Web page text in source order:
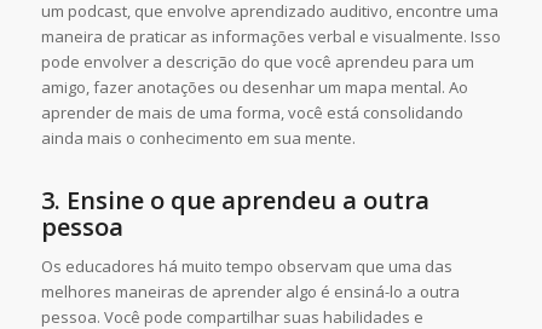
um podcast, que envolve aprendizado auditivo, encontre uma
maneira de praticar as informações verbal e visualmente. Isso
pode envolver a descrição do que você aprendeu para um
amigo, fazer anotações ou desenhar um mapa mental. Ao
aprender de mais de uma forma, você está consolidando
ainda mais o conhecimento em sua mente.
3. Ensine o que aprendeu a outra
pessoa
Os educadores há muito tempo observam que uma das
melhores maneiras de aprender algo é ensiná-lo a outra
pessoa. Você pode compartilhar suas habilidades e